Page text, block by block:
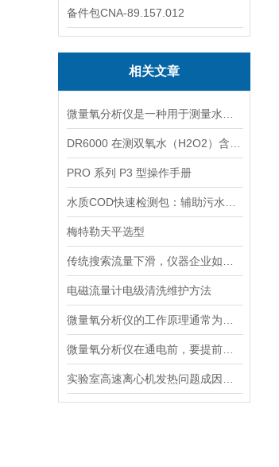
备件包CNA-89.157.012
相关文章
PRO 系列 P3 型操作手册
梅特勒天平选型
电磁流量计电级清洗维护方法